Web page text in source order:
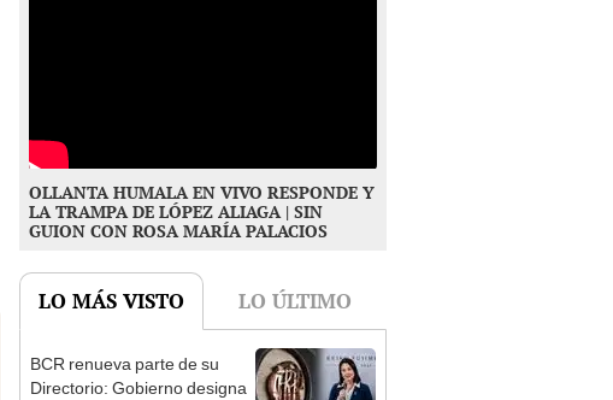
OLLANTA HUMALA EN VIVO RESPONDE Y
LA TRAMPA DE LÓPEZ ALIAGA | SIN
GUION CON ROSA MARÍA PALACIOS
LO MÁS VISTO LO ÚLTIMO
BCR renueva parte de su
Directorio: Gobierno designa